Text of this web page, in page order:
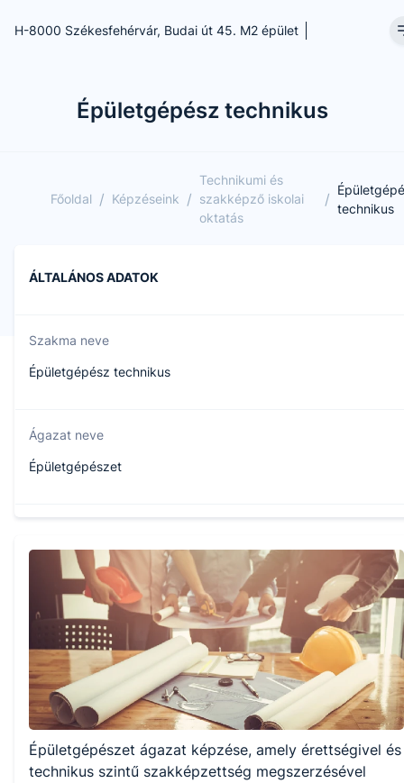
H-8000 Székesfehérvár, Budai út 45. M2 épület
Épületgépész technikus
Főoldal / Képzéseink /
Technikumi és
szakképző iskolai
oktatás
/
technikus
ÁLTALÁNOS ADATOK
Szakma neve
Épületgépész technikus
Ágazat neve
Épületgépészet
507320701
Képzés időtartama
5 év
Választható szakmairányok:
Nem válaszható
Épületgépészet ágazat képzése, amely érettségivel és
technikus szintű szakképzettség megszerzésével